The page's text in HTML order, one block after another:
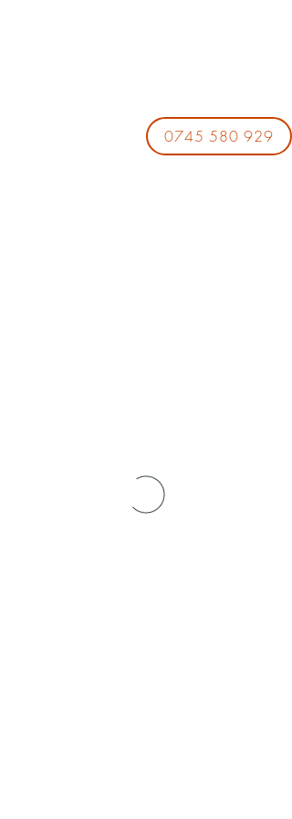
0745 580 929